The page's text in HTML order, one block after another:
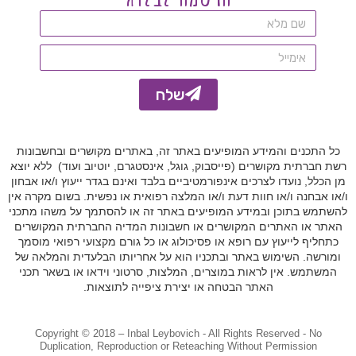
e
:
שלח
t
e
r
n
a
t
i
:
כל התכנים והמידע המופיעים באתר זה, באתרים מקושרים ובחשבונות
רשת חברתית מקושרים (פייסבוק, גוגל, אינסטגרם, יוטיוב ועוד) ללא יוצא
מן הכלל, נועדו לצרכים אינפורמטיביים בלבד ואינם בגדר ייעוץ ו/או אבחון
ו/או אבחנה ו/או חוות דעת ו/או המלצה רפואית או נפשית. בשום מקרה אין
להשתמש בתוכן ובמידע המופיעים באתר זה או להסתמך על משהו מתכני
האתר או האתרים המקושרים או חשבונות המדיה החברתית המקושרים
כתחליף לייעוץ עם רופא או פסיכולוג או כל גורם מקצועי רפואי מוסמך
ומורשה. השימוש באתר ובתכניו הוא על אחריותו הבלעדית והמלאה של
המשתמש. אין לראות במוצרים, המלצות, סרטוני וידאו או בשאר תכני
האתר הבטחה או יצירת ציפייה לתוצאות.
Copyright © 2018 – Inbal Leybovich - All Rights Reserved - No
Duplication, Reproduction or Reteaching Without Permission